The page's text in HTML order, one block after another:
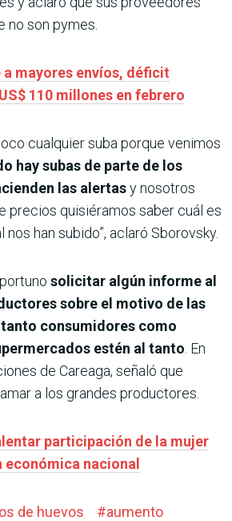
no son pymes.
a mayores envíos, déficit
110 millones en febrero
cualquier suba porque venimos
hay subas de parte de los
las alertasy nosotros
precios quisiéramos saber cuál es
han subido”, aclaró Sborovsky.
solicitar algún informe al
sobre el motivo de las
consumidores como
estén al tanto . En
de Careaga, señaló que
a los grandes productores.
participación de la mujer
económica nacional
de huevos #aumento